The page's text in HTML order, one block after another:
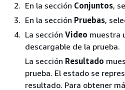
En la sección Conjuntos,
En la sección Pruebas,
La sección Video muestra
descargable de la prueba.
La sección Resultado
prueba. El estado se
resultado. Para obtener